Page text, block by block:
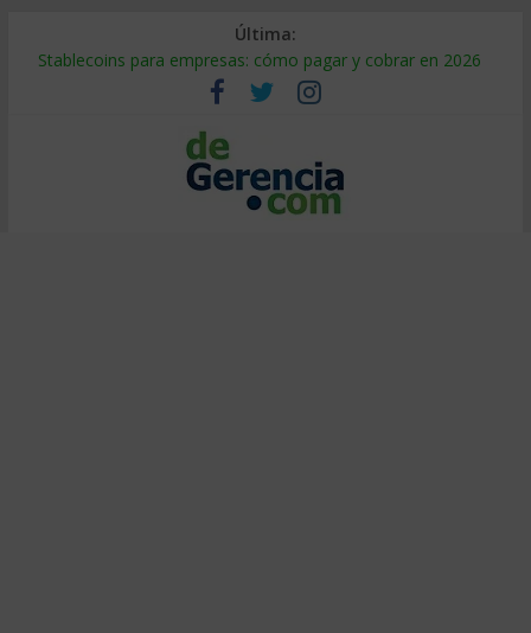
Última:
Stablecoins para empresas: cómo pagar y cobrar en 2026
Despido silencioso: qué es y por qué sale tan caro
IA en selección de personal: cómo auditarla a tiempo
Trabajo forzoso en la cadena de suministro: qué hacer
Mercado hispano de EE. UU.: cómo segmentarlo y venderle